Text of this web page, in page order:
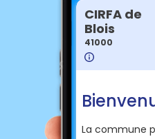
CIRFA de
Blois
41000
La commune